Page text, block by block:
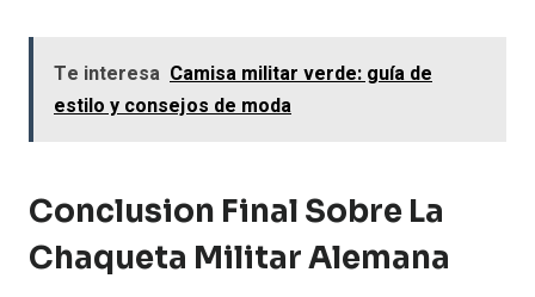
Te interesa Camisa militar verde: guía de
estilo y consejos de moda
Conclusion Final Sobre La
Chaqueta Militar Alemana